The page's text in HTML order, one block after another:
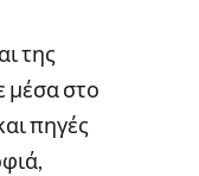
της
μέσα στο
πηγές